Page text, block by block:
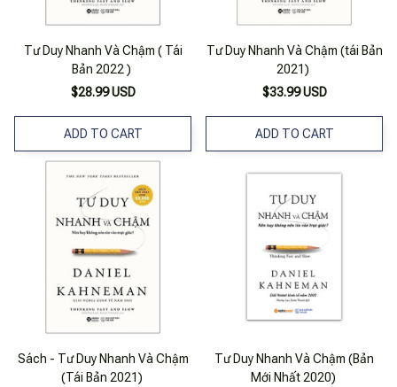
Tư Duy Nhanh Và Chậm ( Tái
Bản 2022 )
$28.99 USD
ADD TO CART
Tư Duy Nhanh Và Chậm (tái Bản
2021)
$33.99 USD
ADD TO CART
Sách - Tư Duy Nhanh Và Chậm
(Tái Bản 2021)
Tư Duy Nhanh Và Chậm (Bản
Mới Nhất 2020)